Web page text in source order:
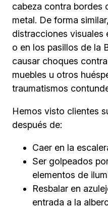
cabeza contra bordes
metal. De forma
distracciones visuales
o en los pasillos de la
causar choques
muebles u otros
traumatismos
Hemos visto clientes
después de:
Caer en la
Ser golpeados
elementos de
Resbalar en
entrada a la